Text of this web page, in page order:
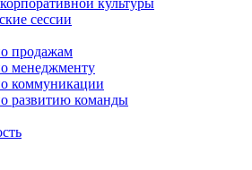
культуры
сессии
продажам
менеджменту
коммуникации
развитию команды